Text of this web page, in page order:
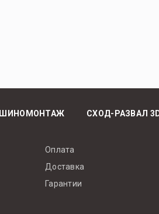
ШИНОМОНТАЖ СХОД-РАЗВАЛ
Оплата
Доставка
Гарантии